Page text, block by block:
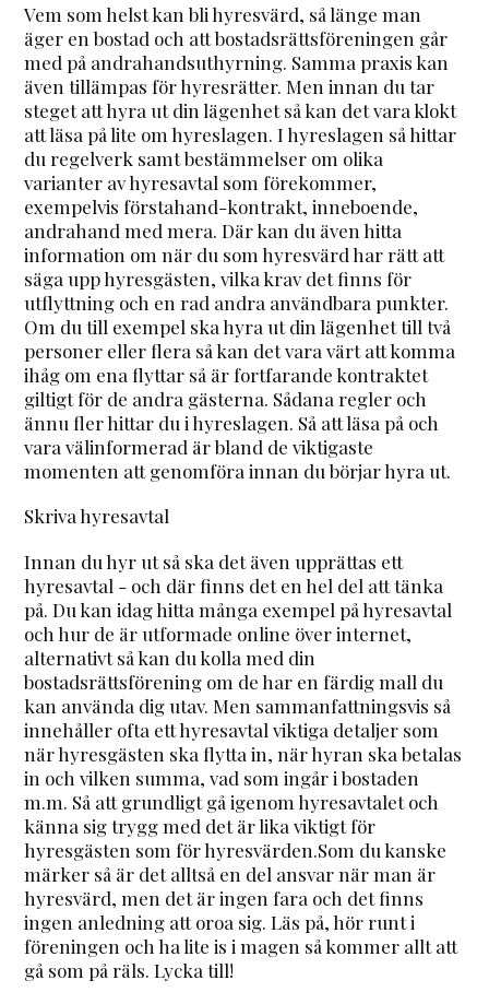
Vem som helst kan bli hyresvärd, så länge man
äger en bostad och att bostadsrättsföreningen går
med på andrahandsuthyrning. Samma praxis kan
även tillämpas för hyresrätter. Men innan du tar
steget att hyra ut din lägenhet så kan det vara klokt
att läsa på lite om hyreslagen. I hyreslagen så hittar
du regelverk samt bestämmelser om olika
varianter av hyresavtal som förekommer,
exempelvis förstahand-kontrakt, inneboende,
andrahand med mera. Där kan du även hitta
information om när du som hyresvärd har rätt att
säga upp hyresgästen, vilka krav det finns för
utflyttning och en rad andra användbara punkter.
Om du till exempel ska hyra ut din lägenhet till två
personer eller flera så kan det vara värt att komma
ihåg om ena flyttar så är fortfarande kontraktet
giltigt för de andra gästerna. Sådana regler och
ännu fler hittar du i hyreslagen. Så att läsa på och
vara välinformerad är bland de viktigaste
momenten att genomföra innan du börjar hyra ut.
Skriva hyresavtal
Innan du hyr ut så ska det även upprättas ett
hyresavtal - och där finns det en hel del att tänka
på. Du kan idag hitta många exempel på hyresavtal
och hur de är utformade online över internet,
alternativt så kan du kolla med din
bostadsrättsförening om de har en färdig mall du
kan använda dig utav. Men sammanfattningsvis så
innehåller ofta ett hyresavtal viktiga detaljer som
när hyresgästen ska flytta in, när hyran ska betalas
in och vilken summa, vad som ingår i bostaden
m.m. Så att grundligt gå igenom hyresavtalet och
känna sig trygg med det är lika viktigt för
hyresgästen som för hyresvärden.Som du kanske
märker så är det alltså en del ansvar när man är
hyresvärd, men det är ingen fara och det finns
ingen anledning att oroa sig. Läs på, hör runt i
föreningen och ha lite is i magen så kommer allt att
gå som på räls. Lycka till!